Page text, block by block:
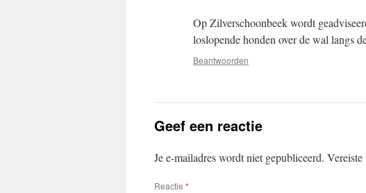
Op Zilverschoonbeek wordt
loslopende honden over de wal langs
Beantwoorden
Geef een reactie
Je e-mailadres wordt niet gepubliceerd.
Reactie *